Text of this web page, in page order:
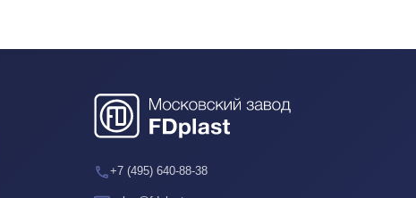
+7 (495) 640-88-38